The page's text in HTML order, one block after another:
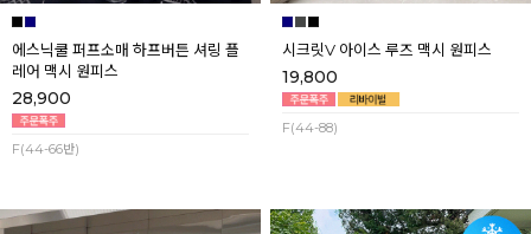
에스닉쿨 퍼프소매 하프버튼 셔링 플
레어 맥시 원피스
28,900
F(44-66반)
시크릿V 아이스 루즈 맥시 원피스
19,800
F(44-88)